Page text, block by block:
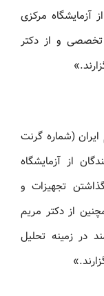
از آزمایشگاه مرکزی
تخصصی و از دکتر
(شماره گرنت
از آزمایشگاه
تجهیزات و
از دکتر مریم
در زمینه تحلیل